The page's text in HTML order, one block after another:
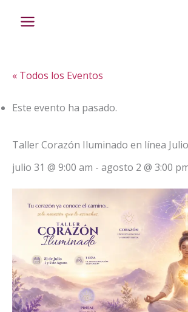
« Todos los Eventos
Este evento ha pasado.
Taller Corazón Iluminado en línea
julio 31 @ 9:00 am - agosto 2 @ 3:00